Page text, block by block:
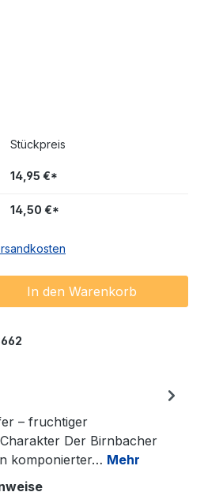
Stückpreis
14,95 €*
14,50 €*
Gib den
In den Warenkorb
– fruchtiger
Der Birnbacher
komponierter… Mehr